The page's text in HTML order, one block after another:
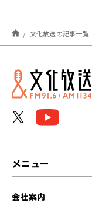
文化放送の記事一覧
メニュー
会社案内